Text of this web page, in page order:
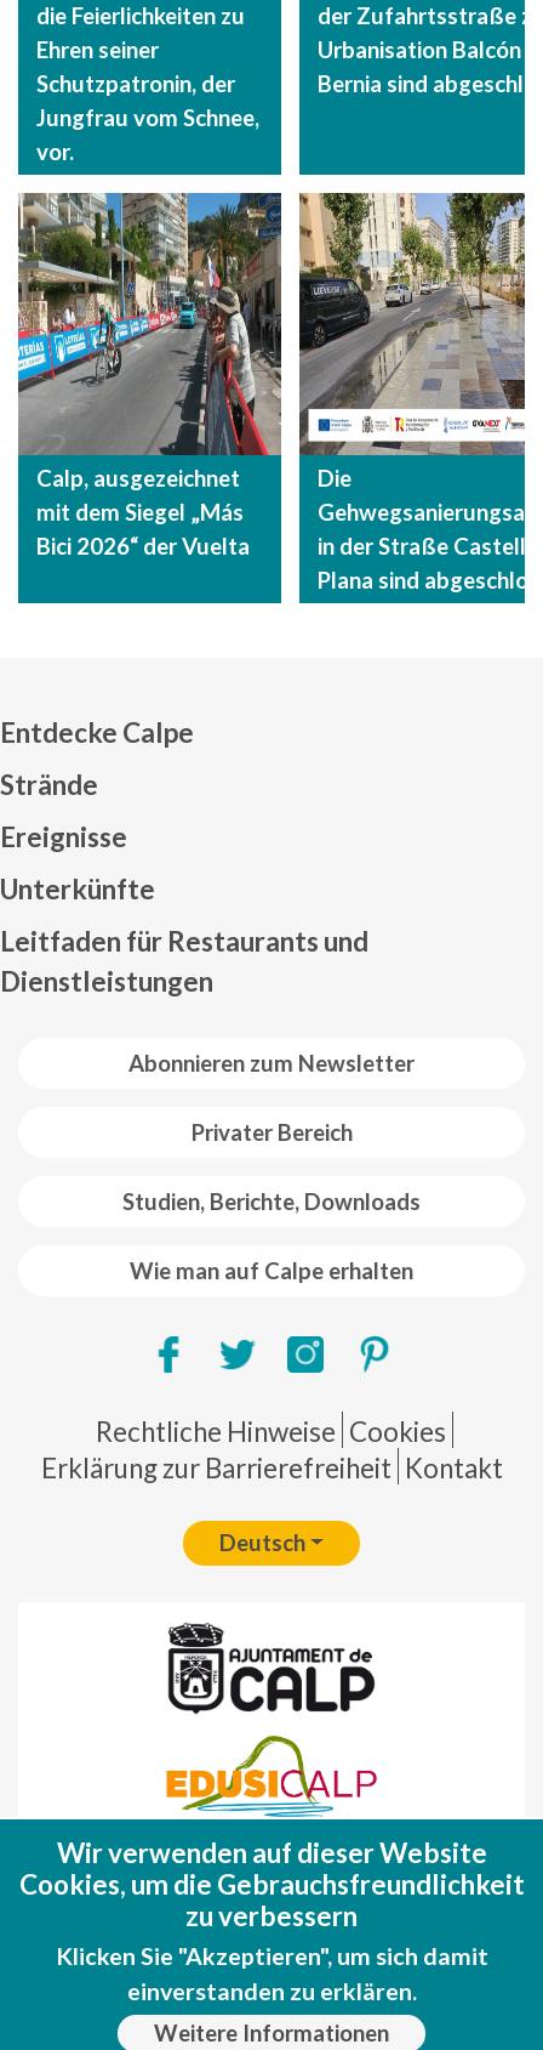
die Feierlichkeiten zu
Ehren seiner
Schutzpatronin, der
Jungfrau vom Schnee,
vor.
der Zufahrtsstraße
Urbanisation Balcón
Bernia sind
Calp, ausgezeichnet
mit dem Siegel „Más
Bici 2026“ der Vuelta
Die
in der Straße Castelló
Plana sind
Abonnieren zum Newsletter
Privater Bereich
Studien, Berichte, Downloads
Wie man auf Calpe erhalten
Entdecke Calpe
Strände
Ereignisse
Unterkünfte
Leitfaden für Restaurants und
Dienstleistungen
Pie de página
Rechtliche Hinweise Cookies
Erklärung zur Barrierefreiheit Kontakt
Deutsch
Fondo Europeo de Desarrollo Regional
(FEDER)
Una manera de hacer EUROPA
Wir verwenden auf dieser Website
Cookies, um die Gebrauchsfreundlichkeit
zu verbessern
Klicken Sie "Akzeptieren", um sich damit
einverstanden zu erklären.
Weitere Informationen